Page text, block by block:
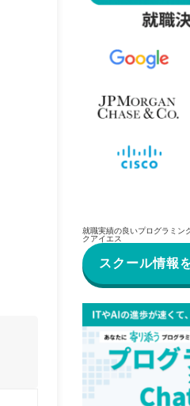
就職実績の良いプログラミン
クアイエス
スクール情報